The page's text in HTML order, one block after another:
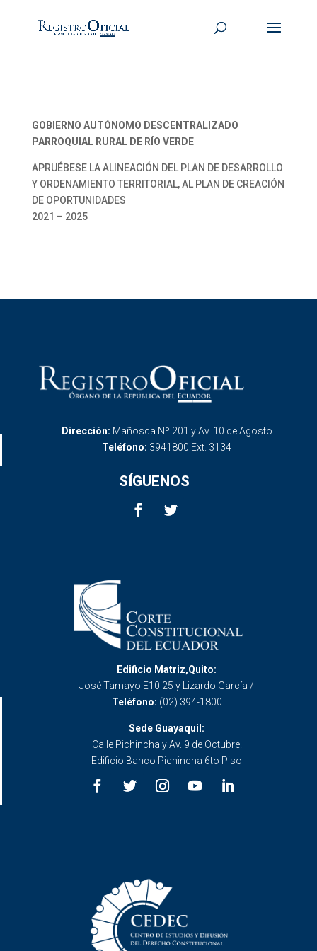
GOBIERNO AUTÓNOMO DESCENTRALIZADO
PARROQUIAL RURAL DE RÍO VERDE
APRUÉBESE LA ALINEACIÓN DEL PLAN DE DESARROLLO
Y ORDENAMIENTO TERRITORIAL, AL PLAN DE CREACIÓN
DE OPORTUNIDADES
2021 – 2025
Dirección: Mañosca Nº 201 y Av. 10 de Agosto
Teléfono: 3941800 Ext. 3134
SÍGUENOS
Edificio Matriz,Quito:
José Tamayo E10 25 y Lizardo García /
Teléfono: (02) 394-1800
Sede Guayaquil:
Calle Pichincha y Av. 9 de Octubre.
Edificio Banco Pichincha 6to Piso